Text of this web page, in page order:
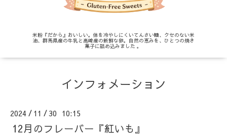
米粉『だから』おいしい。体を冷やしにくいてんさい糖、クセのない米
油、群馬県産の牛乳と高崎産の新鮮な卵。自然の恵みを、ひとつの焼き
菓子に詰め込みました 。
インフォメーション
2024 / 11 /30 10:15
12月のフレーバー『紅いも』